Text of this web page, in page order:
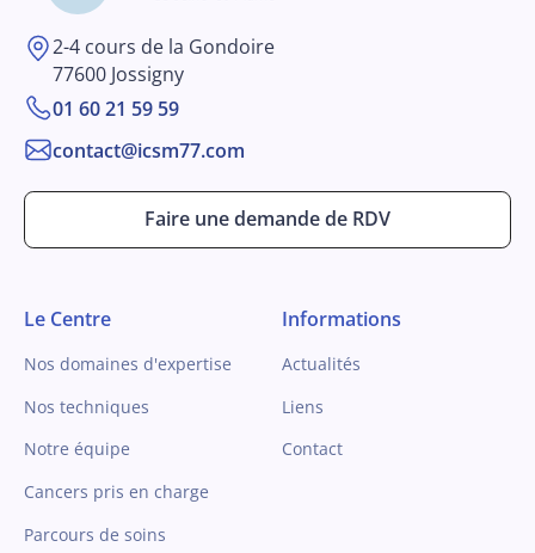
2-4 cours de la Gondoire
77600 Jossigny
01 60 21 59 59
contact@icsm77.com
Faire une demande de RDV
Le Centre
Nos domaines d'expertise
Nos techniques
Notre équipe
Cancers pris en charge
Parcours de soins
Informations
Actualités
Liens
Contact